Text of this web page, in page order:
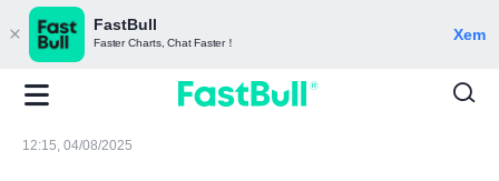
FastBull
Faster Charts, Chat Faster！ Xem
12:15, 04/08/2025